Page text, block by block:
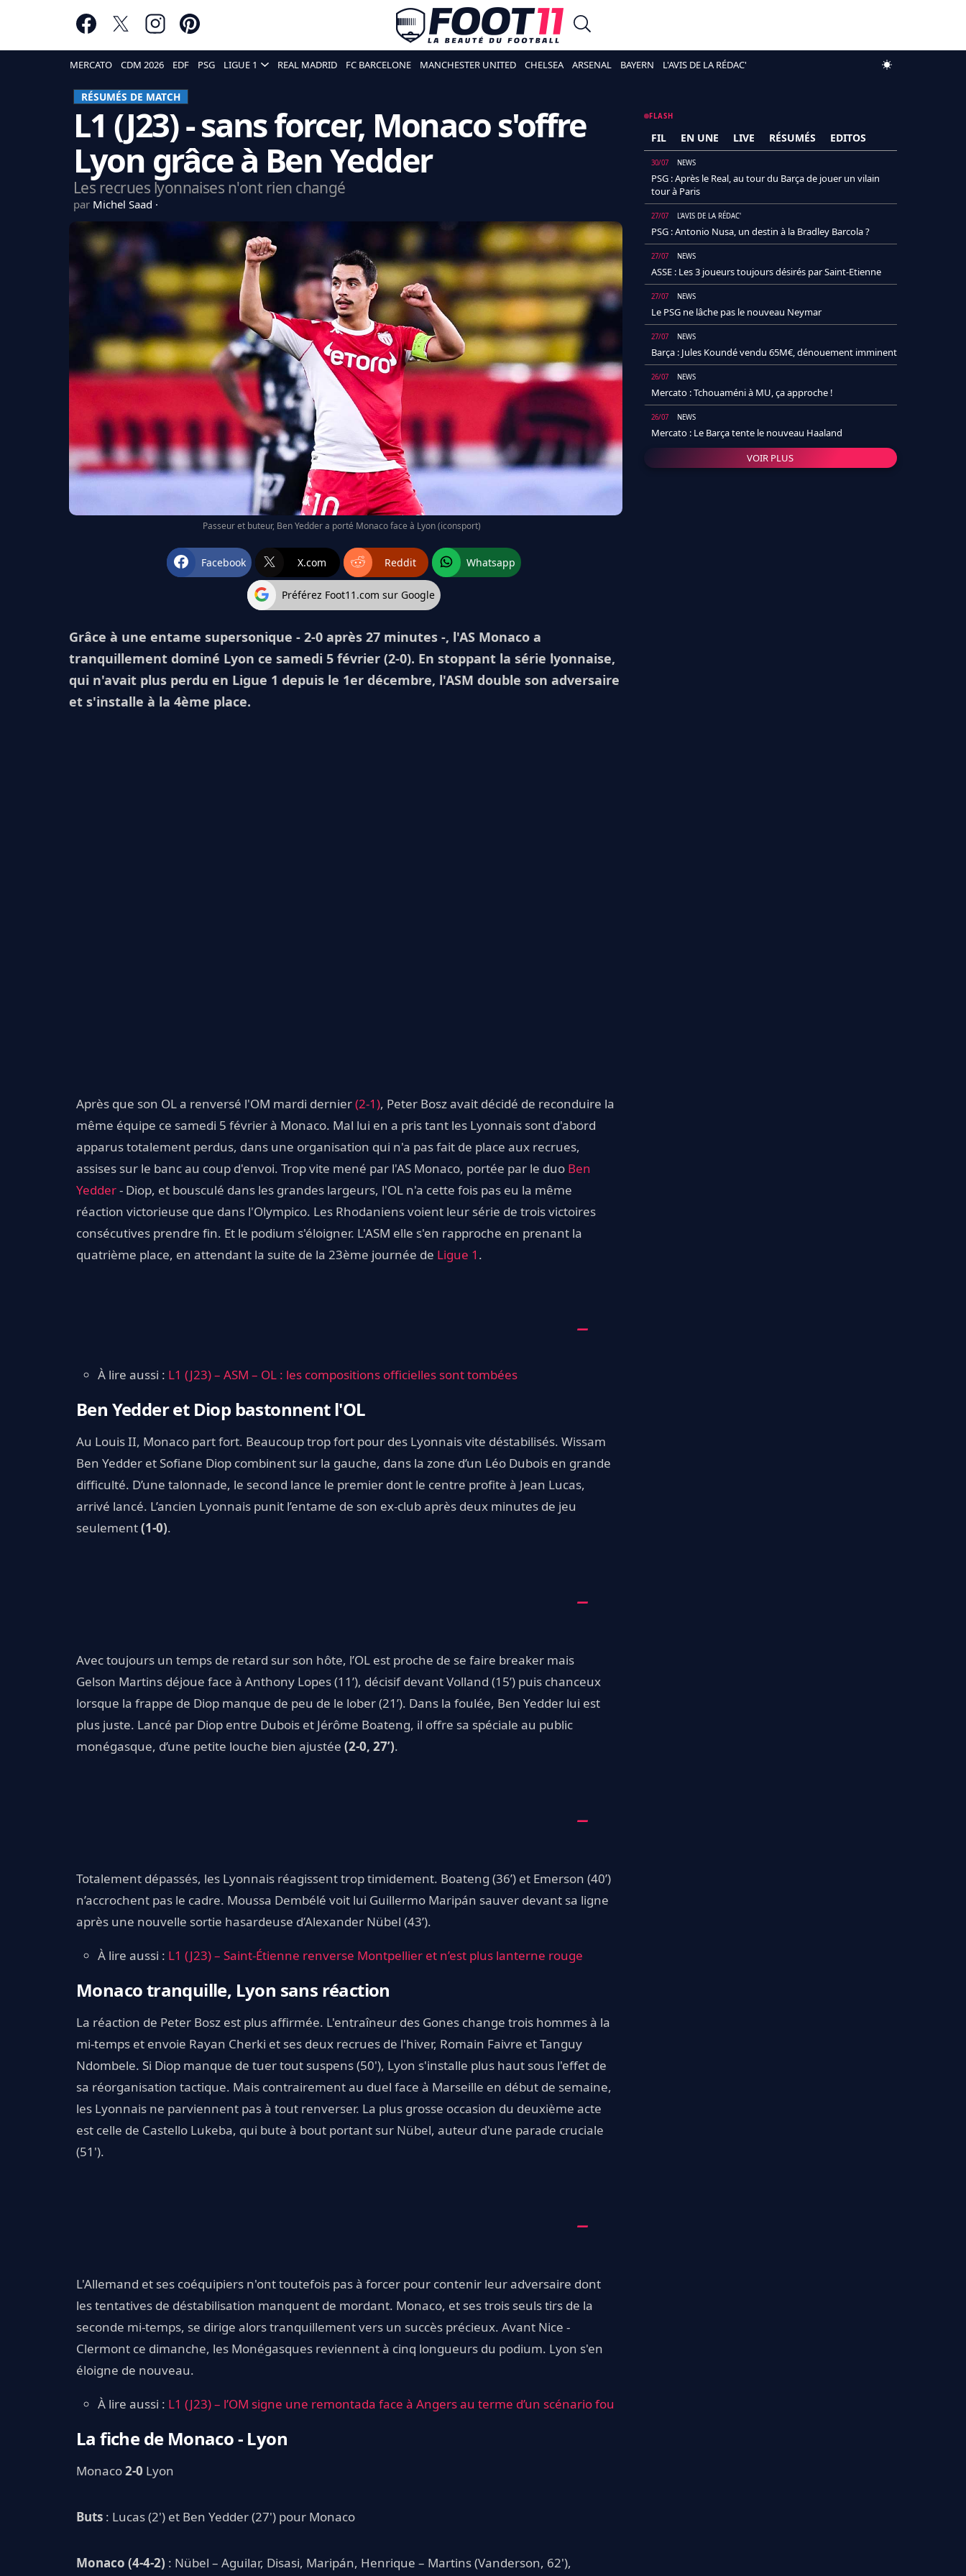
MERCATO CDM 2026 EDF PSG LIGUE 1 REAL MADRID FC BARCELONE MANCHESTER UNITED CHELSEA ARSENAL BAYERN L'AVIS DE LA RÉDAC'
RÉSUMÉS DE MATCH
L1 (J23) - sans forcer, Monaco s'offre
Lyon grâce à Ben Yedder
Les recrues lyonnaises n'ont rien changé
par Michel Saad
Passeur et buteur, Ben Yedder a porté Monaco face à Lyon (iconsport)
Facebook X.com Reddit Whatsapp
Préférez Foot11.com sur Google
Grâce à une entame supersonique - 2-0 après 27 minutes -, l'AS Monaco a
tranquillement dominé Lyon ce samedi 5 février (2-0). En stoppant la série lyonnaise,
qui n'avait plus perdu en Ligue 1 depuis le 1er décembre, l'ASM double son adversaire
et s'installe à la 4ème place.
Après que son OL a renversé l'OM mardi dernier(2-1), Peter Bosz avait décidé de reconduire la
même équipe ce samedi 5 février à Monaco. Mal lui en a pris tant les Lyonnais sont d'abord
apparus totalement perdus, dans une organisation qui n'a pas fait de place aux recrues,
assises sur le banc au coup d'envoi. Trop vite mené par l'AS Monaco, portée par le duo Ben
Yedder- Diop, et bousculé dans les grandes largeurs, l'OL n'a cette fois pas eu la même
réaction victorieuse que dans l'Olympico. Les Rhodaniens voient leur série de trois victoires
consécutives prendre fin. Et le podium s'éloigner. L'ASM elle s'en rapproche en prenant la
quatrième place, en attendant la suite de la 23ème journée de Ligue 1 .
À lire aussi : L1 (J23) – ASM – OL : les compositions officielles sont tombées
Ben Yedder et Diop bastonnent l'OL
Au Louis II, Monaco part fort. Beaucoup trop fort pour des Lyonnais vite déstabilisés. Wissam
Ben Yedder et Sofiane Diop combinent sur la gauche, dans la zone d’un Léo Dubois en grande
difficulté. D’une talonnade, le second lance le premier dont le centre profite à Jean Lucas,
arrivé lancé. L’ancien Lyonnais punit l’entame de son ex-club après deux minutes de jeu
seulement(1-0).
Avec toujours un temps de retard sur son hôte, l’OL est proche de se faire breaker mais
Gelson Martins déjoue face à Anthony Lopes (11’), décisif devant Volland (15’) puis chanceux
lorsque la frappe de Diop manque de peu de le lober (21’). Dans la foulée, Ben Yedder lui est
plus juste. Lancé par Diop entre Dubois et Jérôme Boateng, il offre sa spéciale au public
monégasque, d’une petite louche bien ajustée (2-0, 27’).
Totalement dépassés, les Lyonnais réagissent trop timidement. Boateng (36’) et Emerson (40’)
n’accrochent pas le cadre. Moussa Dembélé voit lui Guillermo Maripán sauver devant sa ligne
après une nouvelle sortie hasardeuse d’Alexander Nübel (43’).
À lire aussi : L1 (J23) – Saint-Étienne renverse Montpellier et n’est plus lanterne rouge
Monaco tranquille, Lyon sans réaction
La réaction de Peter Bosz est plus affirmée. L'entraîneur des Gones change trois hommes à la
mi-temps et envoie Rayan Cherki et ses deux recrues de l'hiver, Romain Faivre et Tanguy
Ndombele. Si Diop manque de tuer tout suspens (50'), Lyon s'installe plus haut sous l'effet de
sa réorganisation tactique. Mais contrairement au duel face à Marseille en début de semaine,
les Lyonnais ne parviennent pas à tout renverser. La plus grosse occasion du deuxième acte
est celle de Castello Lukeba, qui bute à bout portant sur Nübel, auteur d'une parade cruciale
(51').
L'Allemand et ses coéquipiers n'ont toutefois pas à forcer pour contenir leur adversaire dont
les tentatives de déstabilisation manquent de mordant. Monaco, et ses trois seuls tirs de la
seconde mi-temps, se dirige alors tranquillement vers un succès précieux. Avant Nice -
Clermont ce dimanche, les Monégasques reviennent à cinq longueurs du podium. Lyon s'en
éloigne de nouveau.
À lire aussi : L1 (J23) – l’OM signe une remontada face à Angers au terme d’un scénario fou
La fiche de Monaco - Lyon
Monaco2-0 Lyon
Buts : Lucas (2') et Ben Yedder (27') pour Monaco
Monaco (4-4-2) : Nübel – Aguilar, Disasi, Maripán, Henrique – Martins (Vanderson, 62'),
FLASH
FIL EN UNE LIVE RÉSUMÉS EDITOS
30/07 NEWS
PSG : Après le Real, au tour du Barça de jouer un vilain
tour à Paris
27/07 L'AVIS DE LA RÉDAC'
PSG : Antonio Nusa, un destin à la Bradley Barcola ?
27/07 NEWS
ASSE : Les 3 joueurs toujours désirés par Saint-Etienne
27/07 NEWS
Le PSG ne lâche pas le nouveau Neymar
27/07 NEWS
Barça : Jules Koundé vendu 65M€, dénouement imminent
26/07 NEWS
Mercato : Tchouaméni à MU, ça approche !
26/07 NEWS
Mercato : Le Barça tente le nouveau Haaland
VOIR PLUS